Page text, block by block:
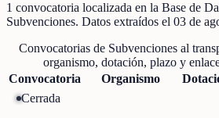
1 convocatoria localizada en la Base de
Subvenciones. Datos extraídos el 03 de
Convocatorias de Subvenciones al
organismo, dotación, plazo y
Convocatoria
Organismo
Cerrada